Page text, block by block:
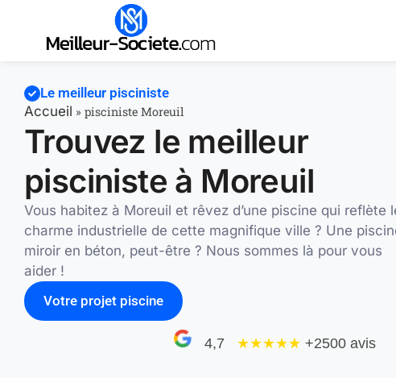
Le meilleur pisciniste
Accueil » pisciniste Moreuil
Trouvez le meilleur
pisciniste à Moreuil
Vous habitez à Moreuil et rêvez d’une piscine qui reflète
charme industrielle de cette magnifique ville ? Une
miroir en béton, peut-être ? Nous sommes là pour vous
aider !
Votre projet piscine
4,7 ★★★★★ +2500 avis